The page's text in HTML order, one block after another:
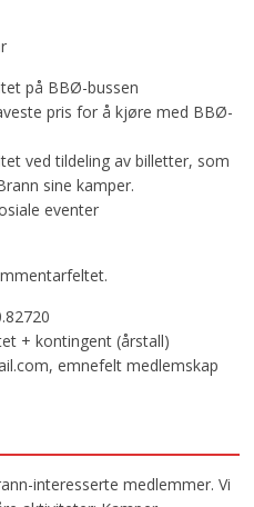
på BBØ-bussen
pris for å kjøre med BBØ-
ved tildeling av billetter, som
sine kamper.
eventer
+ kontingent (årstall)
emnefelt medlemskap
interesserte medlemmer. Vi